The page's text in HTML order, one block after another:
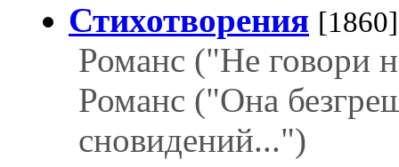
Стихотворения [1860]
Романс ("Не говори
Романс ("Она
сновидений...")